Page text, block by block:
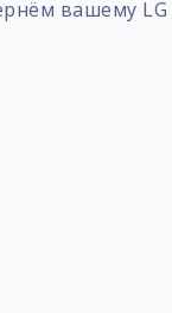
вашему LG